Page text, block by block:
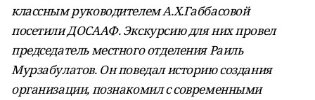
классным руководителем А.Х.Габбасовой
посетили ДОСААФ. Экскурсию для них провел
председатель местного отделения Раиль
Мурзабулатов. Он поведал историю создания
организации, познакомил с современными